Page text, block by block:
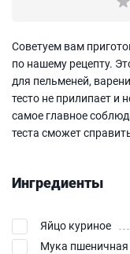
Советуем вам
по нашему рецепту.
для пельменей,
тесто не прилипает и
самое главное
теста сможет
Ингредиенты
Яйцо куриное
Мука